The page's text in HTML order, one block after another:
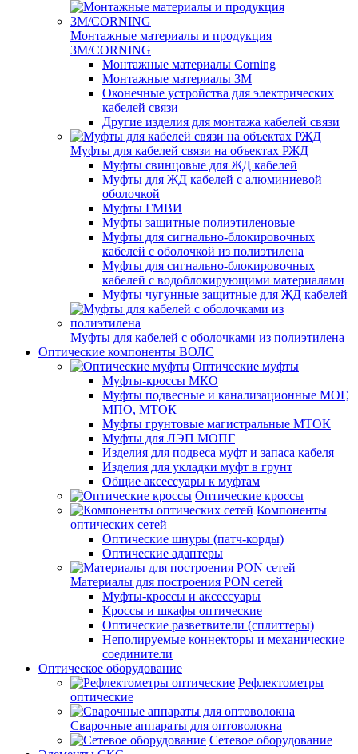
Монтажные материалы и продукция
3M/CORNING
Монтажные материалы Corning
Монтажные материалы 3M
Оконечные устройства для электрических
кабелей связи
Другие изделия для монтажа кабелей связи
Муфты для кабелей связи на объектах РЖД
Муфты свинцовые для ЖД кабелей
Муфты для ЖД кабелей с алюминиевой
оболочкой
Муфты ГМВИ
Муфты защитные полиэтиленовые
Муфты для сигнально-блокировочных
кабелей с оболочкой из полиэтилена
Муфты для сигнально-блокировочных
кабелей с водоблокирующими материалами
Муфты чугунные защитные для ЖД кабелей
Муфты для кабелей с оболочками из полиэтилена
Оптические компоненты ВОЛС
Оптические муфты
Муфты-кроссы МКО
Муфты подвесные и канализационные МОГ,
МПО, МТОК
Муфты грунтовые магистральные МТОК
Муфты для ЛЭП МОПГ
Изделия для подвеса муфт и запаса кабеля
Изделия для укладки муфт в грунт
Общие аксессуары к муфтам
Оптические кроссы
Компоненты
оптических сетей
Оптические шнуры (патч-корды)
Оптические адаптеры
Материалы для построения PON сетей
Муфты-кроссы и аксессуары
Кроссы и шкафы оптические
Оптические разветвители (сплиттеры)
Неполируемые коннекторы и механические
соединители
Оптическое оборудование
Рефлектометры
оптические
Сварочные аппараты для оптоволокна
Сетевое оборудование